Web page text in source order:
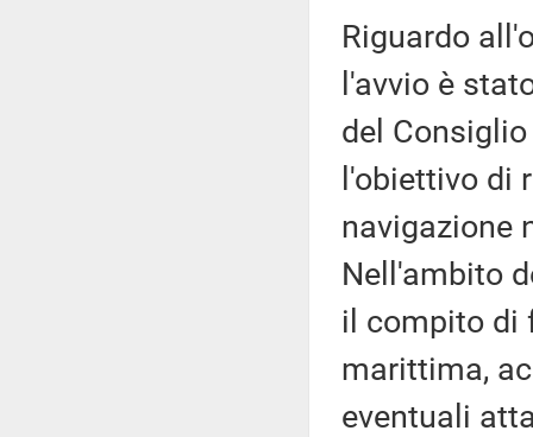
Riguardo
l'avvio è
del
l'obiettivo di
navigazione
Nell'ambito
il compito di
marittima,
eventuali